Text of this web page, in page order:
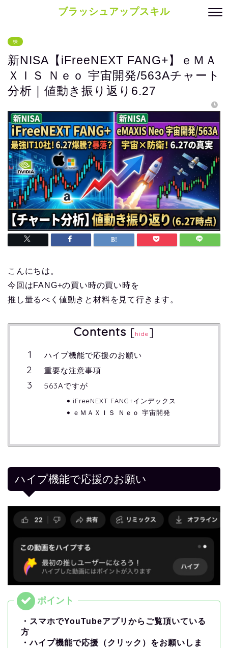
ブラッシュアップスキル
株
新NISA【iFreeNEXT FANG+】ｅＭＡ
ＸＩＳ Ｎｅｏ 宇宙開発/563Aチャート
分析｜値動き振り返り6.27
こんにちは。
今回はFANG+の買い時の買い時を
推し量るべく値動きと材料を見て行きます。
Contents [hide ]
ハイプ機能で応援のお願い
重要な注意事項
563Aですが
iFreeNEXT FANG+インデックス
ｅＭＡＸＩＳ Ｎｅｏ 宇宙開発
ハイプ機能で応援のお願い
・スマホでYouTubeアプリからご覧頂いている
方
・ハイプ機能で応援（クリック）をお願いしま